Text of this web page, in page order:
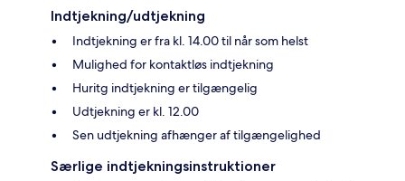
Indtjekning/udtjekning
Indtjekning er fra kl. 14.00 til når som helst
Mulighed for kontaktløs indtjekning
Huritg indtjekning er tilgængelig
Udtjekning er kl. 12.00
Sen udtjekning afhænger af tilgængelighed
Særlige indtjekningsinstruktioner